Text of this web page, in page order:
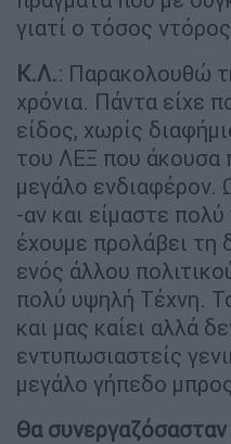
γιατί ο τόσος
Κ.Λ.: Παρακολουθώ
χρόνια. Πάντα είχε
είδος, χωρίς
του ΛΕΞ που άκουσα
μεγάλο ενδιαφέρον.
-αν και είμαστε
έχουμε προλάβει τη
ενός άλλου
πολύ υψηλή Τέχνη.
και μας καίει αλλά
εντυπωσιαστείς
μεγάλο γήπεδο
Θα συνεργαζόσασταν